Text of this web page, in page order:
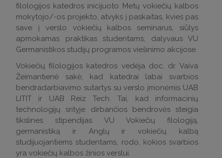
filologijos katedros inicijuoto Metų vokiečių kalbos
mokytojo/-os projekto, atvyks į paskaitas, kvies pas
save į verslo vokiečių kalbos seminarus, siūlys
apmokamas praktikas studentams, dalyvaus VU
Germanistikos studijų programos viešinimo akcijose.
Vokiečių filologijos katedros vedėja doc. dr. Vaiva
Žeimantienė sakė, kad katedrai labai svarbios
bendradarbiavimo sutartys su verslo įmonėmis UAB
LITIT ir UAB Reiz Tech. Tai, kad informacinių
technologijų srityje dirbančios bendrovės steigia
tikslines stipendijas VU Vokiečių filologiją,
germanistiką ir Anglų ir vokiečių kalbą
studijuojantiems studentams, rodo, kokios svarbios
yra vokiečių kalbos žinios verslui.